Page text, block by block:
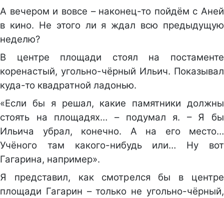
А вечером и вовсе – наконец-то пойдём с Аней
в кино. Не этого ли я ждал всю предыдущую
неделю?
В центре площади стоял на постаменте
коренастый, угольно-чёрный Ильич. Показывал
куда-то квадратной ладонью.
«Если бы я решал, какие памятники должны
стоять на площадях… – подумал я. – Я бы
Ильича убрал, конечно. А на его место…
Учёного там какого-нибудь или… Ну вот
Гагарина, например».
Я представил, как смотрелся бы в центре
площади Гагарин – только не угольно-чёрный,